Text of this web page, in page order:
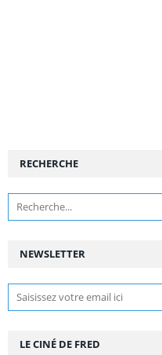
NEWSLETTER
RECHERCHE
LE CINÉ DE FRED